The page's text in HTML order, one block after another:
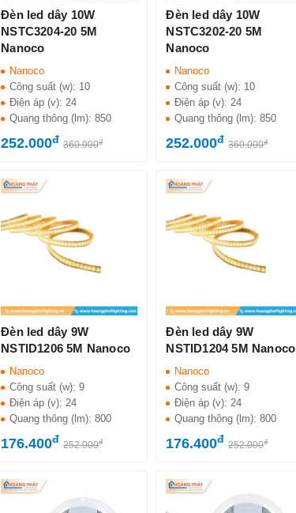
Đèn led dây 10W
NSTC3204-20 5M
Nanoco
Nanoco
Công suất (w): 10
Điện áp (v):24
Quang thông (lm):850
252.000đ 360.000đ
Đèn led dây 10W
NSTC3202-20 5M
Nanoco
Nanoco
Công suất (w): 10
Điện áp (v):24
Quang thông (lm):850
252.000đ 360.000đ
Đèn led dây 9W
NSTID1206 5M Nanoco
Nanoco
Công suất (w):9
Điện áp (v): 24
Quang thông (lm):800
176.400đ 252.000đ
Đèn led dây 9W
NSTID1204 5M Nanoco
Nanoco
Công suất (w):9
Điện áp (v): 24
Quang thông (lm):800
176.400đ 252.000đ